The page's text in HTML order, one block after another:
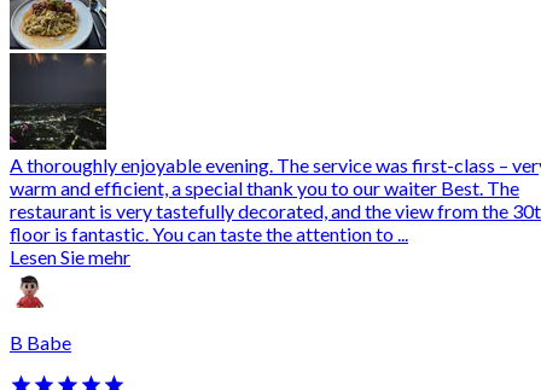
A thoroughly enjoyable evening. The service was first-class –
warm and efficient, a special thank you to our waiter Best. The
restaurant is very tastefully decorated, and the view from the
floor is fantastic. You can taste the attention to ...
Lesen Sie mehr
B Babe